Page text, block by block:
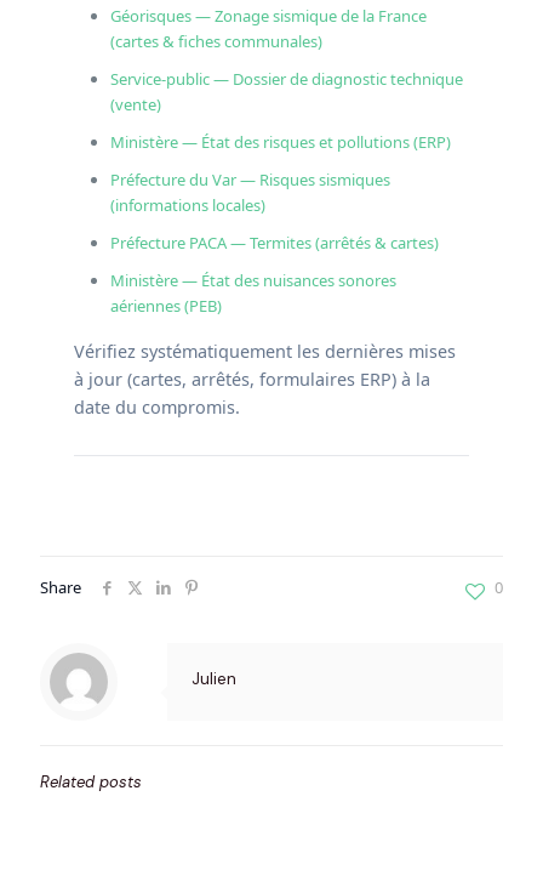
Géorisques — Zonage sismique de la France
(cartes & fiches communales)
Service-public — Dossier de diagnostic technique
(vente)
Ministère — État des risques et pollutions (ERP)
Préfecture du Var — Risques sismiques
(informations locales)
Préfecture PACA — Termites (arrêtés & cartes)
Ministère — État des nuisances sonores
aériennes (PEB)
Vérifiez systématiquement les dernières mises
à jour (cartes, arrêtés, formulaires ERP) à la
date du compromis.
Share 0
Julien
Related posts